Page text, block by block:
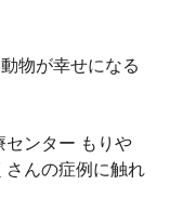
物が幸せになる
ンター もりや
さんの症例に触れ